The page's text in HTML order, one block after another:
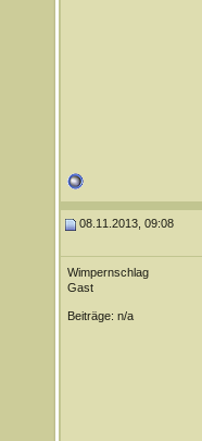
08.11.2013, 09:08
Wimpernschlag
Gast
Beiträge: n/a